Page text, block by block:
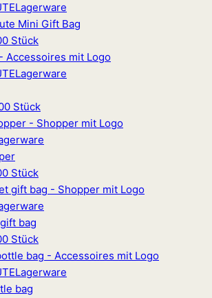
Lagerware
Mini Gift Bag
Stück
Lagerware
Stück
Stück
bag
Stück
Lagerware
bag